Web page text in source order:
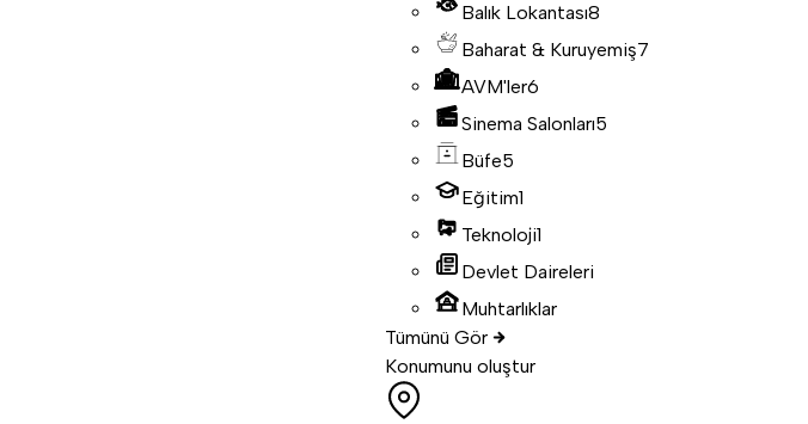
Balık Lokantası8
Baharat & Kuruyemiş7
AVM'ler6
Sinema Salonları5
Büfe5
Eğitim1
Teknoloji1
Devlet Daireleri
Muhtarlıklar
Tümünü Gör
Konumunu oluştur